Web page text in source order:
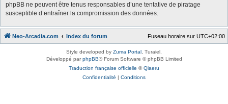
phpBB ne peuvent être tenus responsables d’une tentative de piratage
susceptible d’entraîner la compromission des données.
Neo-Arcadia.com Index du forum Fuseau horaire sur UTC+02:00
Style developed by Zuma Portal , Turaiel,
Développé parphpBB® Forum Software © phpBB Limited
Traduction française officielle ©Qiaeru
Confidentialité | Conditions